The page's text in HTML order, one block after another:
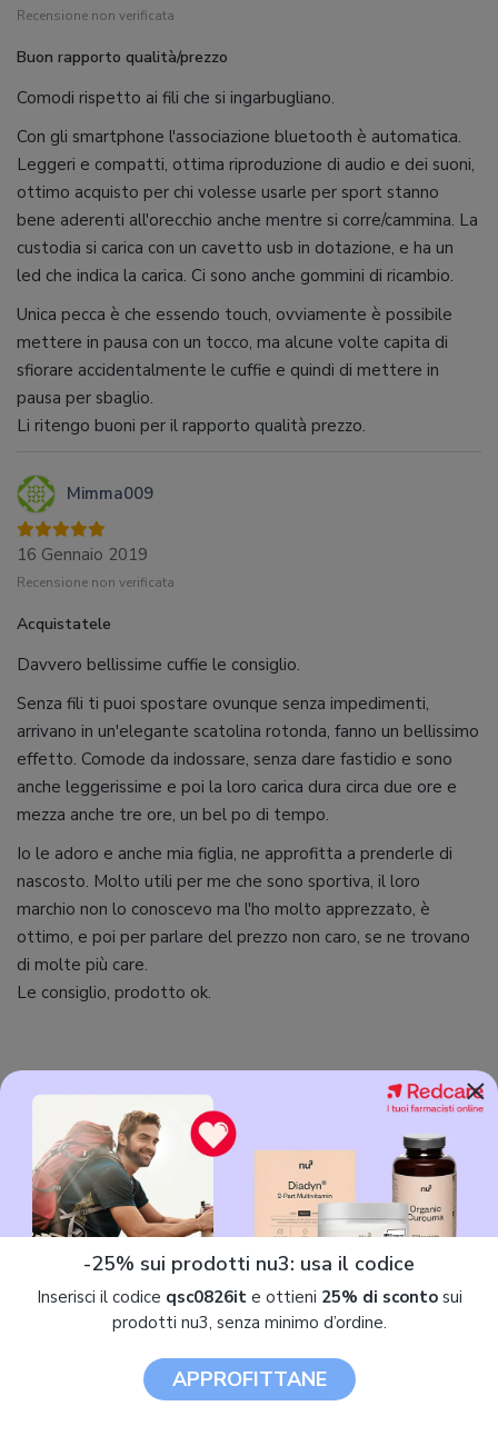
Recensione non verificata
Buon rapporto qualità/prezzo
Comodi rispetto ai fili che si ingarbugliano.
Con gli smartphone l'associazione bluetooth è automatica.
Leggeri e compatti, ottima riproduzione di audio e dei suoni,
ottimo acquisto per chi volesse usarle per sport stanno
bene aderenti all'orecchio anche mentre si corre/cammina. La
custodia si carica con un cavetto usb in dotazione, e ha un
led che indica la carica. Ci sono anche gommini di ricambio.
Unica pecca è che essendo touch, ovviamente è possibile
mettere in pausa con un tocco, ma alcune volte capita di
sfiorare accidentalmente le cuffie e quindi di mettere in
pausa per sbaglio.
Li ritengo buoni per il rapporto qualità prezzo.
Mimma009
16 Gennaio 2019
Recensione non verificata
Acquistatele
Davvero bellissime cuffie le consiglio.
Senza fili ti puoi spostare ovunque senza impedimenti,
arrivano in un'elegante scatolina rotonda, fanno un bellissimo
effetto. Comode da indossare, senza dare fastidio e sono
anche leggerissime e poi la loro carica dura circa due ore e
mezza anche tre ore, un bel po di tempo.
Io le adoro e anche mia figlia, ne approfitta a prenderle di
nascosto. Molto utili per me che sono sportiva, il loro
marchio non lo conoscevo ma l'ho molto apprezzato, è
ottimo, e poi per parlare del prezzo non caro, se ne trovano
di molte più care.
Le consiglio, prodotto ok.
Tronsmart Encore Spunky Buds
Effettua il loginoppure crea un accountper
scrivere
LOGIN
×
-25% sui prodotti nu3: usa il codice
Inserisci il codice qsc0826ite ottieni 25% di scontosui
prodotti nu3, senza minimo d’ordine.
APPROFITTANE